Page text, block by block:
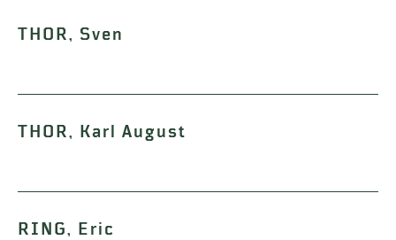
THOR, Sven
THOR, Karl August
RING, Eric